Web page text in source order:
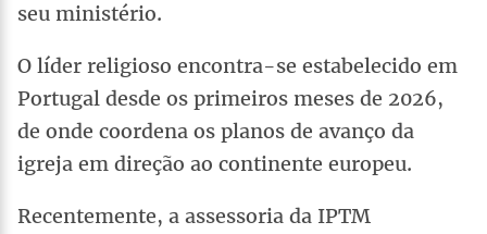
seu ministério.
O líder religioso encontra-se estabelecido em
Portugal desde os primeiros meses de 2026,
de onde coordena os planos de avanço da
igreja em direção ao continente europeu.
Recentemente, a assessoria da IPTM